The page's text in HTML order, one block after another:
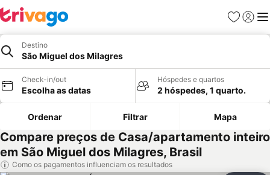
Favoritos
Iniciar
Destino
São Miguel dos Milagres
Check-in/out
Escolha as datas
Hóspedes e quartos
2 hóspedes, 1 quarto.
Ordenar Filtrar Mapa
Compare preços de Casa/apartamento inteiro
em São Miguel dos Milagres, Brasil
Como os pagamentos influenciam os resultados